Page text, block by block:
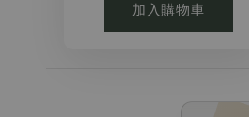
加入購物車